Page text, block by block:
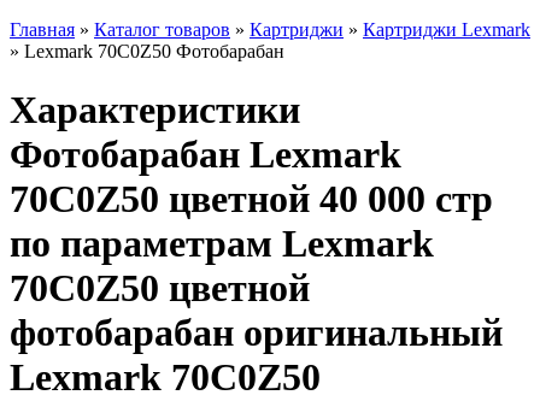
Главная » Каталог товаров » Картриджи » Картриджи Lexmark
» Lexmark 70C0Z50 Фотобарабан
Характеристики
Фотобарабан Lexmark
70C0Z50 цветной 40 000 стр
по параметрам Lexmark
70C0Z50 цветной
фотобарабан оригинальный
Lexmark 70C0Z50